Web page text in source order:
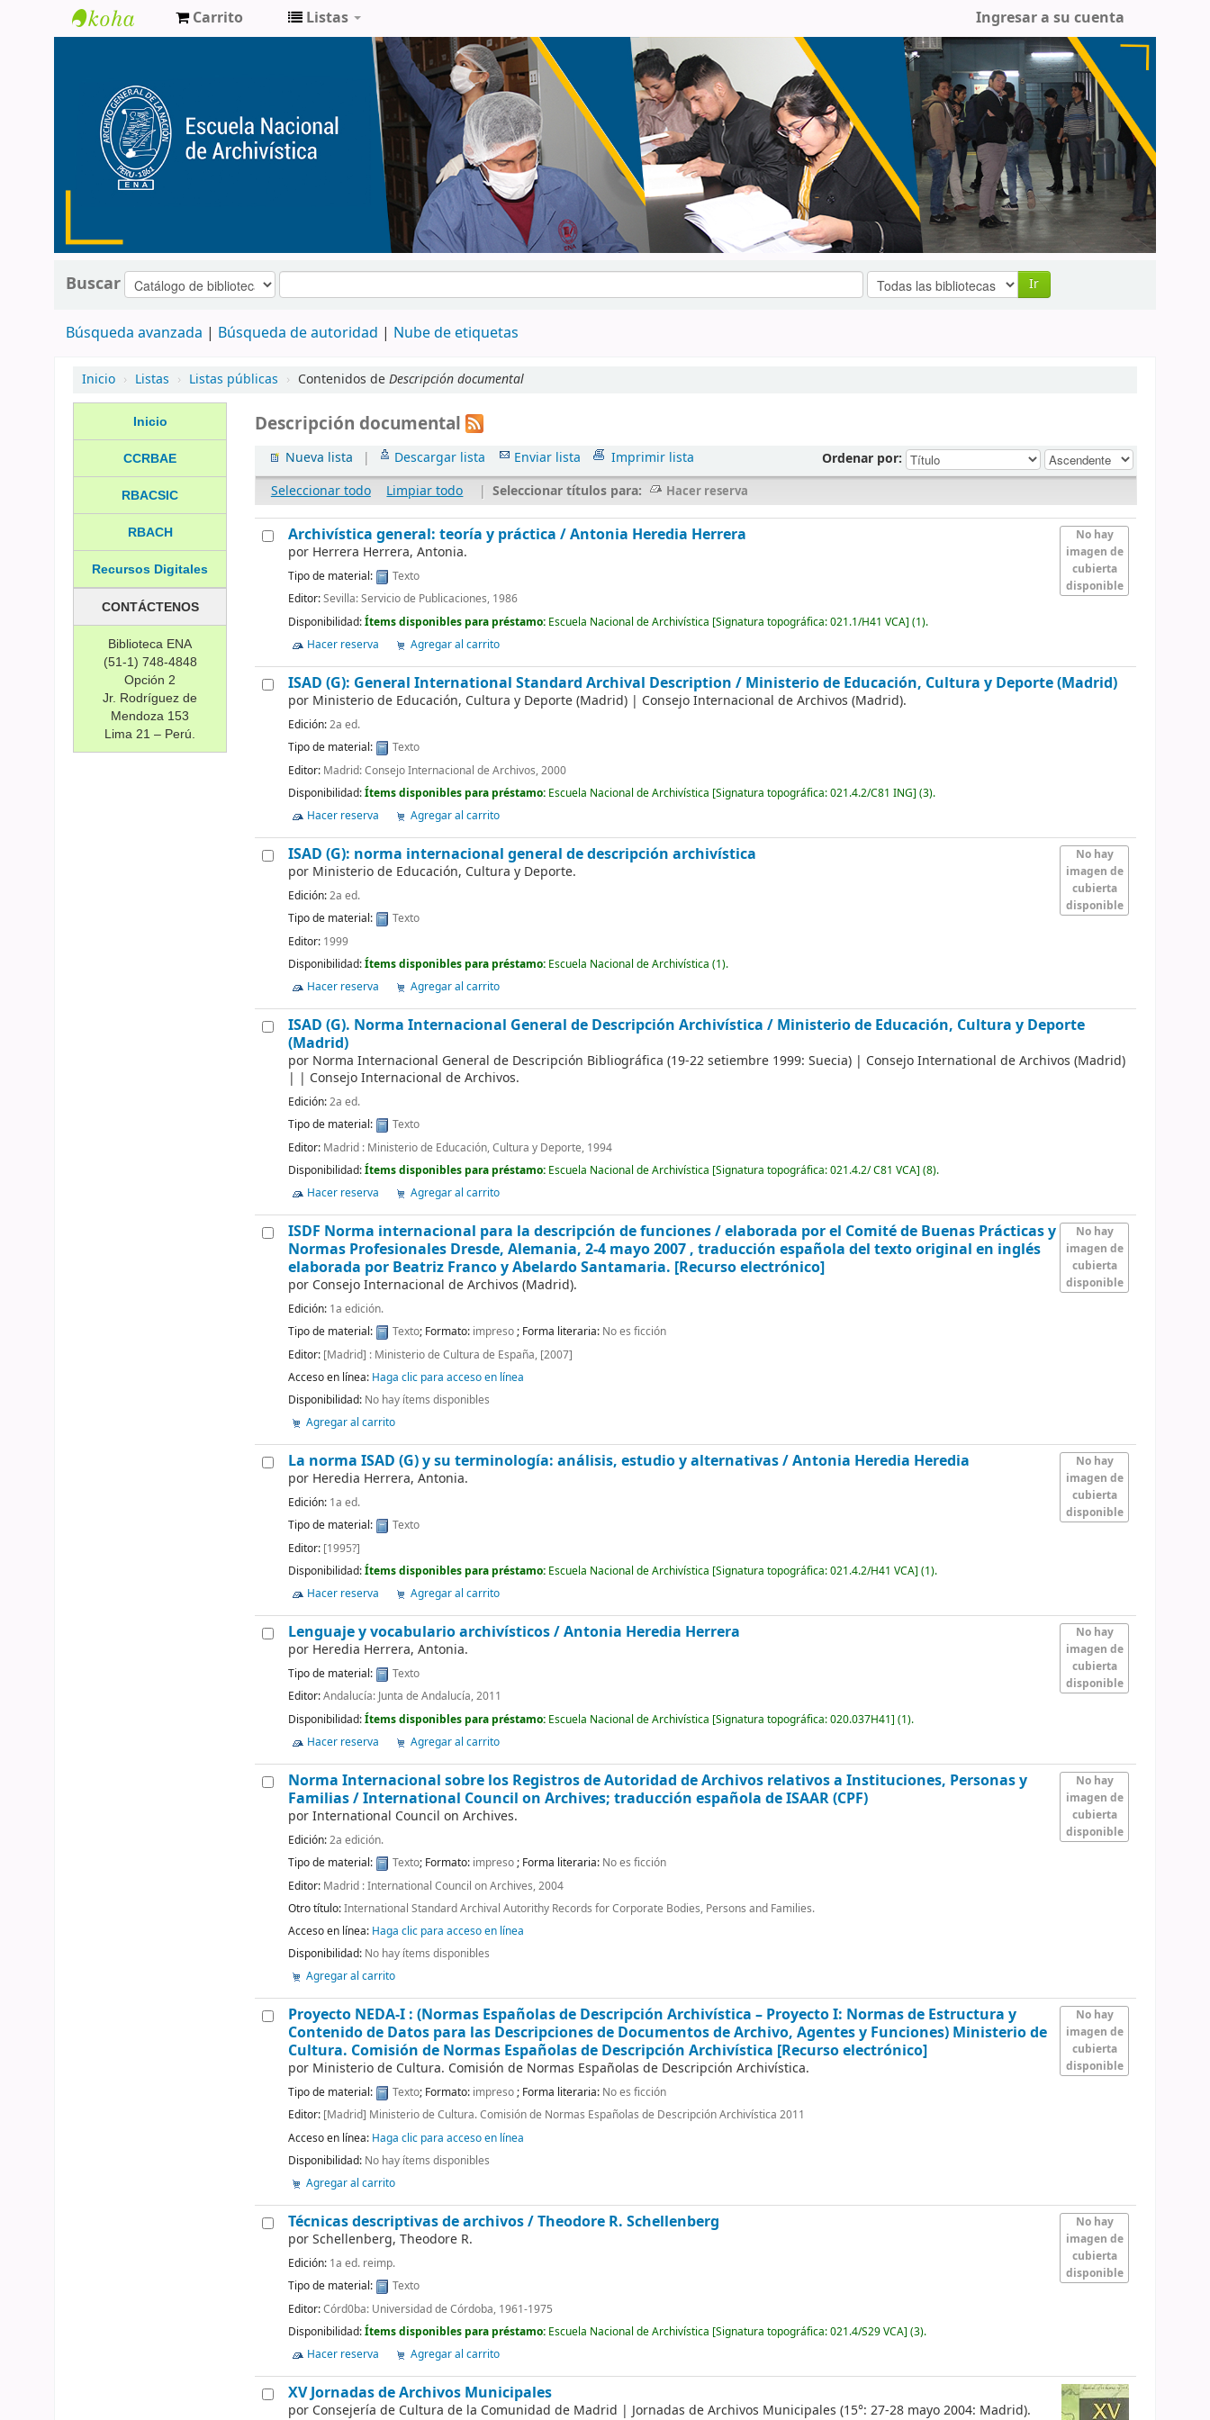
Biblioteca
ENA
Carrito Listas Ingresar a su cuenta
Buscar Ir
Búsqueda avanzada Búsqueda de autoridad Nube de etiquetas
Inicio › Listas › Listas públicas › Contenidos deDescripción documental
Inicio
CCRBAE
RBACSIC
RBACH
Recursos Digitales
CONTÁCTENOS
Biblioteca ENA
(51-1) 748-4848
Opción 2
Jr. Rodríguez de
Mendoza 153
Lima 21 – Perú.
Descripción documental
Nueva lista | Descargar lista Enviar lista Imprimir lista
Ordenar por:
Seleccionar todo
Limpiar todo | Seleccionar títulos para: Hacer reserva
No hay
imagen de
cubierta
disponible
Archivística general: teoría y práctica /Antonia Heredia Herrera
por Herrera Herrera, Antonia.
Tipo de material:
Texto
Editor:Sevilla: Servicio de Publicaciones, 1986
Disponibilidad:Ítems disponibles para préstamo: Escuela Nacional de Archivística [Signatura topográfica:021.1/H41 VCA](1).
Hacer reserva
Agregar al carrito
ISAD (G): General International Standard Archival Description / Ministerio de Educación, Cultura y Deporte (Madrid)
por Ministerio de Educación, Cultura y Deporte (Madrid) | Consejo Internacional de Archivos (Madrid).
Edición:2a ed.
Tipo de material:
Texto
Editor: Madrid: Consejo Internacional de Archivos, 2000
Disponibilidad:Ítems disponibles para préstamo: Escuela Nacional de Archivística [Signatura topográfica:021.4.2/C81 ING](3).
Hacer reserva
Agregar al carrito
No hay
imagen de
cubierta
disponible
ISAD (G): norma internacional general de descripción archivística
por Ministerio de Educación, Cultura y Deporte.
Edición:2a ed.
Tipo de material:
Texto
Editor: 1999
Disponibilidad:Ítems disponibles para préstamo: Escuela Nacional de Archivística (1).
Hacer reserva
Agregar al carrito
ISAD (G). Norma Internacional General de Descripción Archivística / Ministerio de Educación, Cultura y Deporte
(Madrid)
por Norma Internacional General de Descripción Bibliográfica (19-22 setiembre 1999: Suecia) | Consejo International de Archivos (Madrid)
| | Consejo Internacional de Archivos.
Edición:2a ed.
Tipo de material:
Texto
Editor: Madrid : Ministerio de Educación, Cultura y Deporte, 1994
Disponibilidad:Ítems disponibles para préstamo: Escuela Nacional de Archivística [Signatura topográfica:021.4.2/ C81 VCA](8).
Hacer reserva
Agregar al carrito
No hay
imagen de
cubierta
disponible
ISDF Norma internacional para la descripción de funciones /elaborada por el Comité de Buenas Prácticas y
Normas Profesionales Dresde, Alemania, 2-4 mayo 2007 , traducción española del texto original en inglés
elaborada por Beatriz Franco y Abelardo Santamaria. [Recurso electrónico]
por Consejo Internacional de Archivos (Madrid).
Edición: 1a edición.
Tipo de material:
Texto; Formato: impreso; Forma literaria: No es ficción
Editor: [Madrid] : Ministerio de Cultura de España, [2007]
Acceso en línea: Haga clic para acceso en línea
Disponibilidad: No hay ítems disponibles
Agregar al carrito
No hay
imagen de
cubierta
disponible
La norma ISAD (G) y su terminología: análisis, estudio y alternativas /Antonia Heredia Heredia
por Heredia Herrera, Antonia.
Edición: 1a ed.
Tipo de material:
Texto
Editor: [1995?]
Disponibilidad:Ítems disponibles para préstamo: Escuela Nacional de Archivística [Signatura topográfica:021.4.2/H41 VCA](1).
Hacer reserva
Agregar al carrito
No hay
imagen de
cubierta
disponible
Lenguaje y vocabulario archivísticos / Antonia Heredia Herrera
por Heredia Herrera, Antonia.
Tipo de material:
Texto
Editor:Andalucía: Junta de Andalucía, 2011
Disponibilidad:Ítems disponibles para préstamo: Escuela Nacional de Archivística [Signatura topográfica:020.037H41](1).
Hacer reserva
Agregar al carrito
No hay
imagen de
cubierta
disponible
Norma Internacional sobre los Registros de Autoridad de Archivos relativos a Instituciones, Personas y
Familias /International Council on Archives; traducción española de ISAAR (CPF)
porInternational Council on Archives.
Edición:2a edición.
Tipo de material:
Texto; Formato: impreso; Forma literaria: No es ficción
Editor: Madrid : International Council on Archives, 2004
Otro título:International Standard Archival Autorithy Records for Corporate Bodies, Persons and Families.
Acceso en línea: Haga clic para acceso en línea
Disponibilidad: No hay ítems disponibles
Agregar al carrito
No hay
imagen de
cubierta
disponible
Proyecto NEDA-I : (Normas Españolas de Descripción Archivística – Proyecto I: Normas de Estructura y
Contenido de Datos para las Descripciones de Documentos de Archivo, Agentes y Funciones) Ministerio de
Cultura. Comisión de Normas Españolas de Descripción Archivística [Recurso electrónico]
por Ministerio de Cultura. Comisión de Normas Españolas de Descripción Archivística.
Tipo de material: Texto; Formato: impreso; Forma literaria: No es ficción
Editor: [Madrid] Ministerio de Cultura. Comisión de Normas Españolas de Descripción Archivística 2011
Acceso en línea: Haga clic para acceso en línea
Disponibilidad: No hay ítems disponibles
Agregar al carrito
No hay
imagen de
cubierta
disponible
Técnicas descriptivas de archivos /Theodore R. Schellenberg
porSchellenberg, Theodore R.
Edición: 1a ed. reimp.
Tipo de material:
Texto
Editor:Córd0ba: Universidad de Córdoba, 1961-1975
Disponibilidad:Ítems disponibles para préstamo: Escuela Nacional de Archivística [Signatura topográfica:021.4/S29 VCA](3).
Hacer reserva
Agregar al carrito
XV Jornadas de Archivos Municipales
por Consejería de Cultura de la Comunidad de Madrid | Jornadas de Archivos Municipales (15°: 27-28 mayo 2004: Madrid).